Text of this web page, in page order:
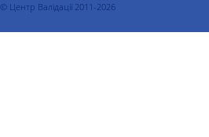
© Центр Валідації 2011-2026